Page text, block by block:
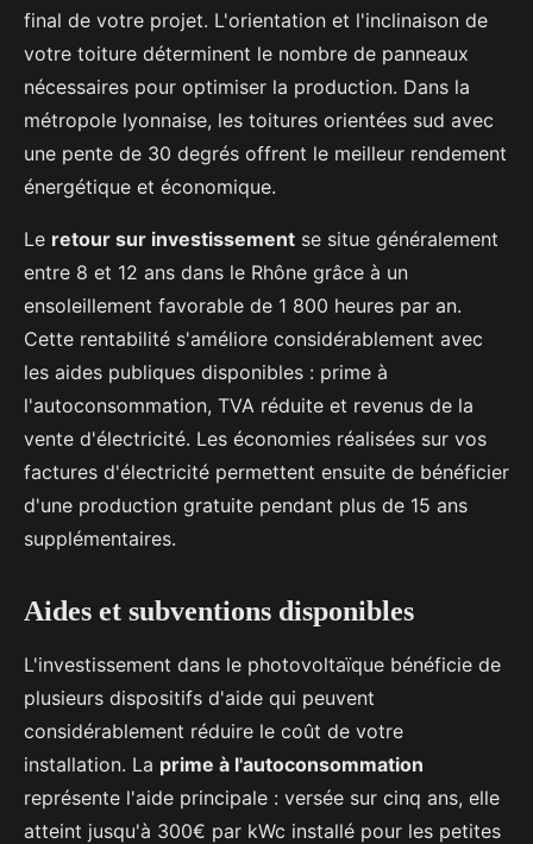
final de votre projet. L'orientation et l'inclinaison de
votre toiture déterminent le nombre de panneaux
nécessaires pour optimiser la production. Dans la
métropole lyonnaise, les toitures orientées sud avec
une pente de 30 degrés offrent le meilleur rendement
énergétique et économique.
Le retour sur investissement se situe généralement
entre 8 et 12 ans dans le Rhône grâce à un
ensoleillement favorable de 1 800 heures par an.
Cette rentabilité s'améliore considérablement avec
les aides publiques disponibles : prime à
l'autoconsommation, TVA réduite et revenus de la
vente d'électricité. Les économies réalisées sur vos
factures d'électricité permettent ensuite de bénéficier
d'une production gratuite pendant plus de 15 ans
supplémentaires.
Aides et subventions disponibles
L'investissement dans le photovoltaïque bénéficie de
plusieurs dispositifs d'aide qui peuvent
considérablement réduire le coût de votre
installation. La prime à l'autoconsommation
représente l'aide principale : versée sur cinq ans, elle
atteint jusqu'à 300€ par kWc installé pour les petites